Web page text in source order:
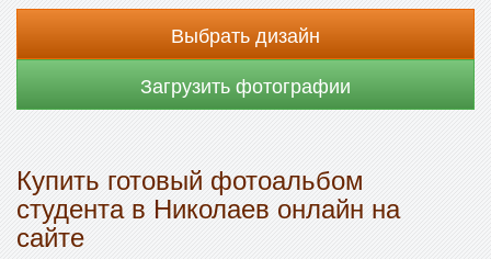
Выбрать дизайн
Загрузить фотографии
Купить готовый фотоальбом
студента в Николаев онлайн на
сайте